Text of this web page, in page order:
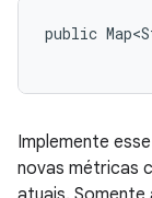
public
Implemente
novas métricas